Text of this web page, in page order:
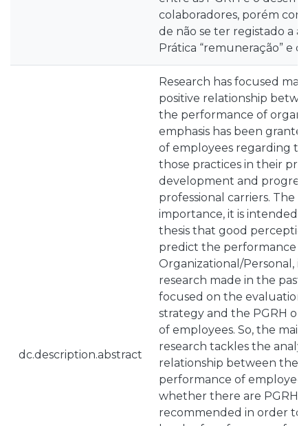
colaboradores, porém
de não se ter registado a
Prática “remuneração” e o
dc.description.abstract
Research has focused
positive relationship
the performance of
emphasis has been
of employees regarding
those practices in their
development and
professional carriers. The
importance, it is intended
thesis that good
predict the performance
Organizational/Personal,
research made in the past
focused on the evaluation
strategy and the PGRH
of employees. So, the
research tackles the
relationship between the
performance of
whether there are PGRH
recommended in order to